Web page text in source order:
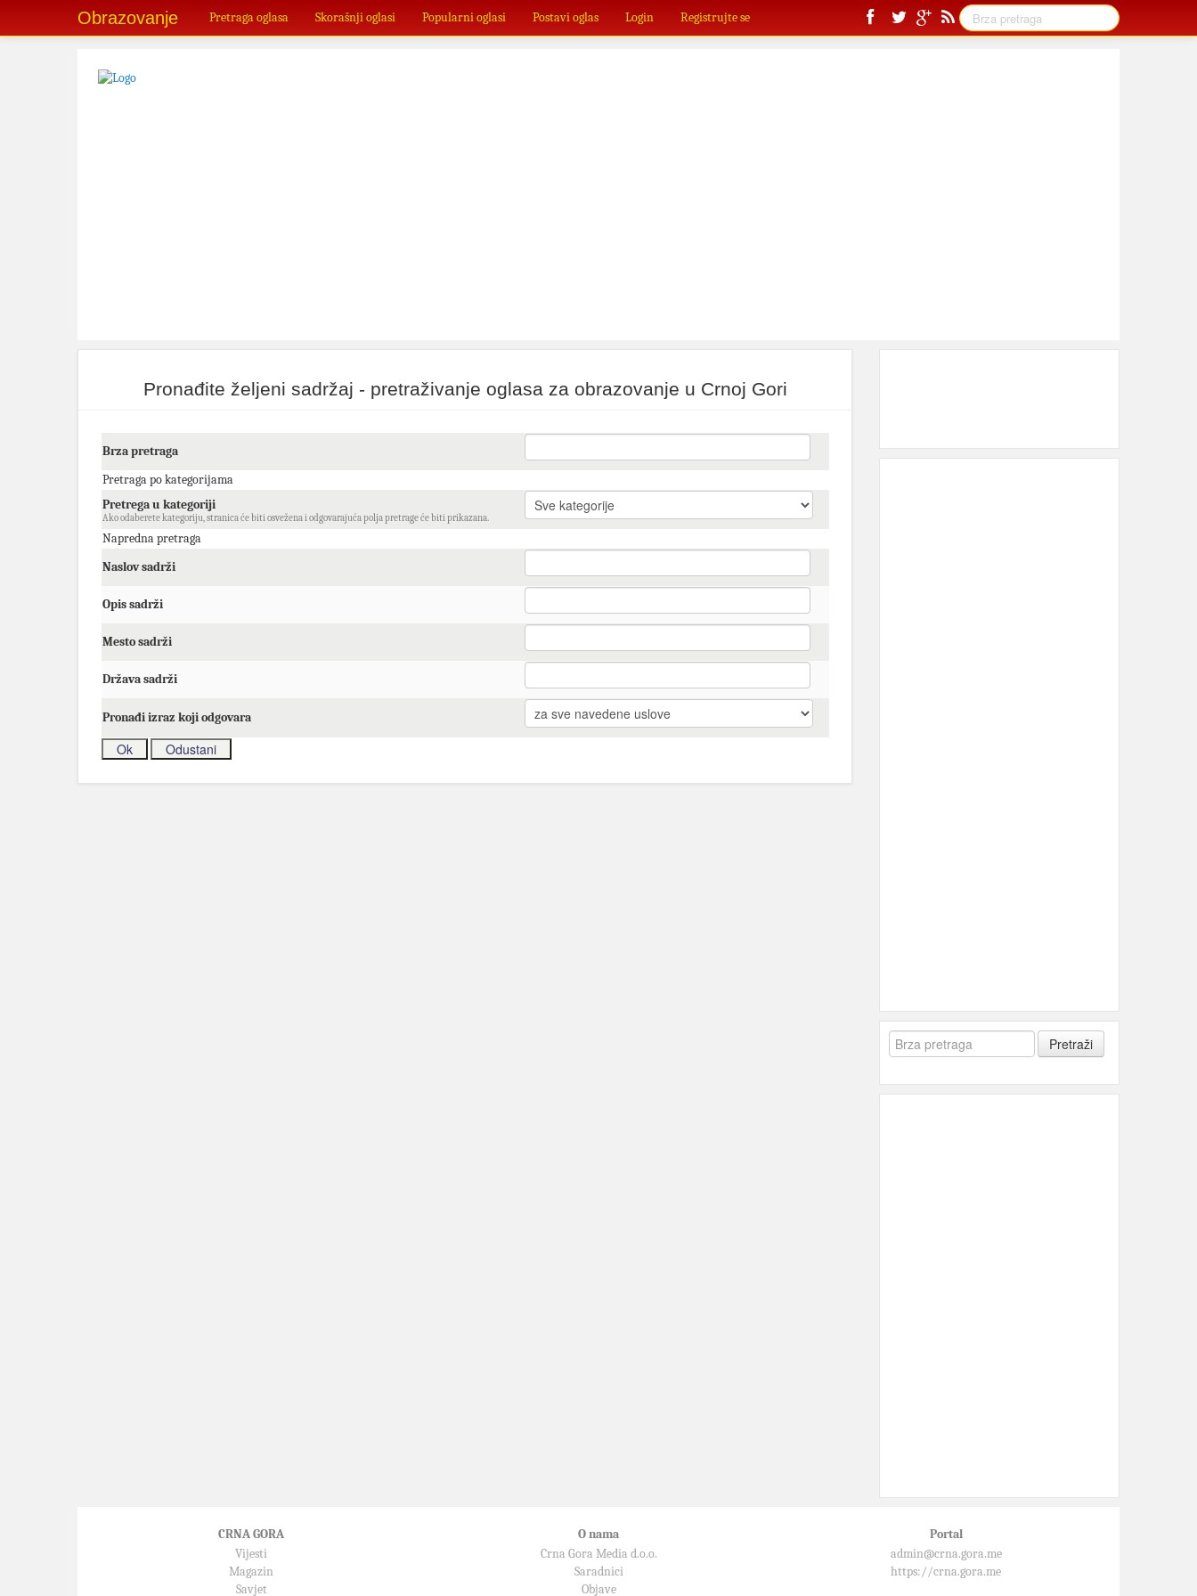
Obrazovanje Pretraga oglasa Skorašnji oglasi Popularni oglasi Postavi oglas Login Registrujte se
Pronađite željeni sadržaj - pretraživanje oglasa za obrazovanje u Crnoj Gori
Brza pretraga
Pretraga po kategorijama
Pretrega u kategoriji
Ako odaberete kategoriju, stranica će biti osvežena i odgovarajuća polja pretrage će biti prikazana.
Napredna pretraga
Naslov sadrži
Opis sadrži
Mesto sadrži
Država sadrži
Pronađi izraz koji odgovara
CRNA GORA O nama
Portal
Vijesti
Magazin
Savjet
Crna Gora Media d.o.o.
Saradnici
Objave
admin@crna.gora.me
https://crna.gora.me